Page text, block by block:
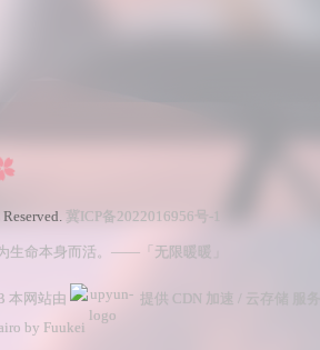
冀ICP备2022016956号-1
生命本身而活。——「无限暖暖」
本网站由
提供 CDN 加速 / 云存储 服务
by Fuukei